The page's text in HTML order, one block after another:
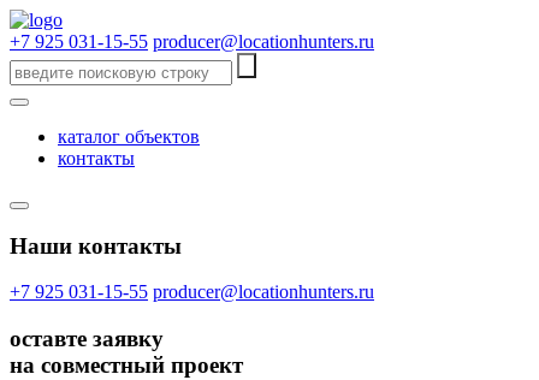
+7 925 031-15-55 producer@locationhunters.ru
каталог объектов
контакты
Наши контакты
+7 925 031-15-55 producer@locationhunters.ru
оставте заявку
на совместный проект